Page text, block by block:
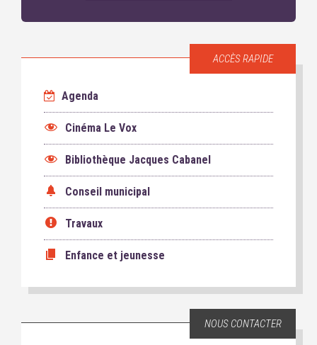
ACCÈS RAPIDE
Agenda
Cinéma Le Vox
Bibliothèque Jacques Cabanel
Conseil municipal
Travaux
Enfance et jeunesse
NOUS CONTACTER